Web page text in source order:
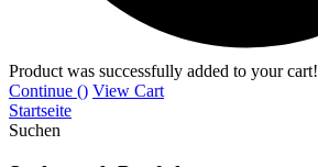
Product was successfully added to your cart!
Continue () View Cart
Startseite
Suchen